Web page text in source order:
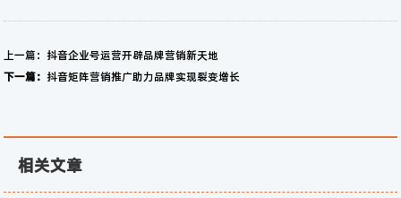
上一篇：抖音企业号运营开辟品牌营销新天地
下一篇：抖音矩阵营销推广助力品牌实现裂变增长
相关文章